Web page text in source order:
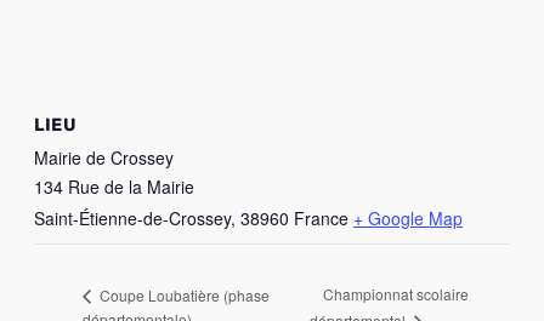
LIEU
Mairie de Crossey
134 Rue de la Mairie
Saint-Étienne-de-Crossey, 38960 France + Google Map
Coupe Loubatière (phase
Championnat scolaire